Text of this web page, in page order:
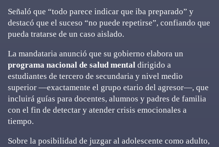
Señaló que “todo parece indicar que iba preparado” y
destacó que el suceso “no puede repetirse”, confiando que
pueda tratarse de un caso aislado.
La mandataria anunció que su gobierno elabora un
programa nacional de salud mental dirigido a
estudiantes de tercero de secundaria y nivel medio
superior —exactamente el grupo etario del agresor—, que
incluirá guías para docentes, alumnos y padres de familia
con el fin de detectar y atender crisis emocionales a
tiempo.
Sobre la posibilidad de juzgar al adolescente como adulto,